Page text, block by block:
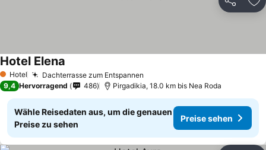
Teilen
1 Sterne
Hotel Dachterrasse zum Entspannen
Hotel Elena
9,4 Hervorragend 486 Pirgadikia, 18.0 km bis Nea Roda
Wähle Reisedaten aus, um die genauen
Preise zu sehen
Preise sehen